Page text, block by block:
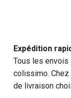
Expédition
Tous les
colissimo.
de livraison